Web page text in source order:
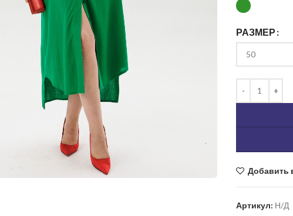
Нажмите, чтобы увеличить изображение
РАЗМЕР
Добавить
Артикул: Н/Д